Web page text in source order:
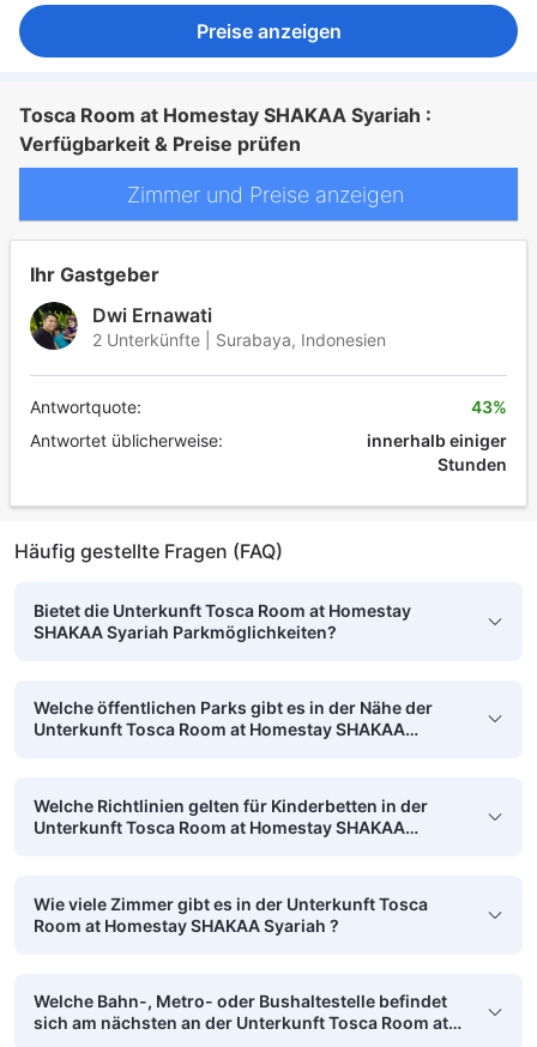
Preise anzeigen
Tosca Room at Homestay SHAKAA Syariah :
Verfügbarkeit & Preise prüfen
Zimmer und Preise anzeigen
Ihr Gastgeber
Dwi Ernawati
2 Unterkünfte | Surabaya, Indonesien
Antwortquote:
Antwortet üblicherweise:
43%
innerhalb einiger
Stunden
Häufig gestellte Fragen (FAQ)
Bietet die Unterkunft Tosca Room at Homestay
SHAKAA Syariah Parkmöglichkeiten?
Welche öffentlichen Parks gibt es in der Nähe der
Unterkunft Tosca Room at Homestay SHAKAA
Welche Richtlinien gelten für Kinderbetten in der
Unterkunft Tosca Room at Homestay SHAKAA
Wie viele Zimmer gibt es in der Unterkunft Tosca
Room at Homestay SHAKAA Syariah ?
Welche Bahn-, Metro- oder Bushaltestelle befindet
sich am nächsten an der Unterkunft Tosca Room at